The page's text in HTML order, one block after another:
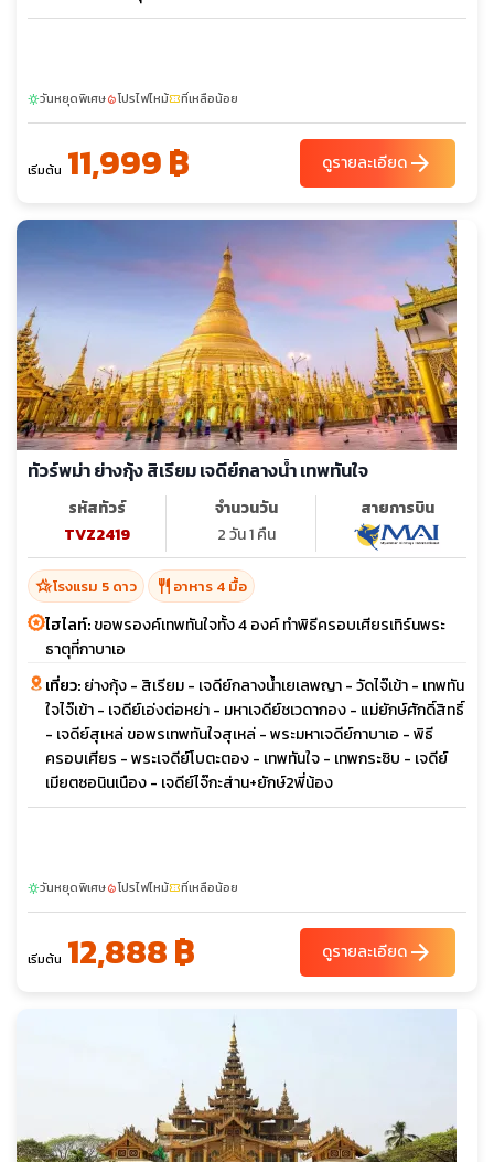
sunnyวันหยุดพิเศษlocal_fire_departmentโปรไฟไหม้confirmation_numberที่เหลือน้อย
เริ่มต้น 11,999 ฿ ดูรายละเอียดarrow_forward
ทัวร์พม่า ย่างกุ้ง สิเรียม เจดีย์กลางน้ำ เทพทันใจ
รหัสทัวร์
TVZ2419
จำนวนวัน
2 วัน 1 คืน
สายการบิน
hotel_classโรงแรม 5 ดาว restaurant อาหาร 4 มื้อ
ไฮไลท์:ขอพรองค์เทพทันใจทั้ง 4 องค์ ทำพิธีครอบเศียรเทิร์นพระ
ธาตุที่กาบาเอ
เที่ยว:ย่างกุ้ง - สิเรียม - เจดีย์กลางน้ำเยเลพญา - วัดไจ๊เข้า - เทพทัน
ใจไจ๊เข้า - เจดีย์เอ่งต่อหย่า - มหาเจดีย์ชเวดากอง - แม่ยักษ์ศักดิ์สิทธิ์
- เจดีย์สุเหล่ ขอพรเทพทันใจสุเหล่ - พระมหาเจดีย์กาบาเอ - พิธี
ครอบเศียร - พระเจดีย์โบตะตอง - เทพทันใจ - เทพกระซิบ - เจดีย์
เมียตซอนินเนือง - เจดีย์ไจ๊กะส่าน+ยักษ์2พี่น้อง
sunnyวันหยุดพิเศษlocal_fire_departmentโปรไฟไหม้confirmation_numberที่เหลือน้อย
เริ่มต้น 12,888 ฿ ดูรายละเอียดarrow_forward